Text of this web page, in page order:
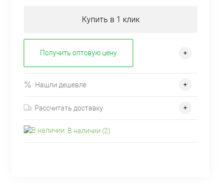
Купить в 1 клик
Получить оптовую цену
Нашли дешевле
Рассчитать доставку
В наличии (2)